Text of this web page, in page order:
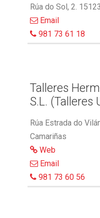
Rúa do Sol, 2.
Email
981 73 61 18
Talleres
S.L. (Talleres
Rúa Estrada do
Camariñas
Web
Email
981 73 60 56